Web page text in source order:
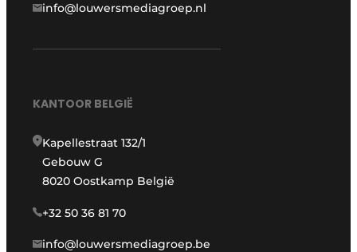
info@louwersmediagroep.nl
KANTOOR BELGIË
Kapellestraat 132/1
Gebouw G
8020 Oostkamp België
+32 50 36 81 70
info@louwersmediagroep.be